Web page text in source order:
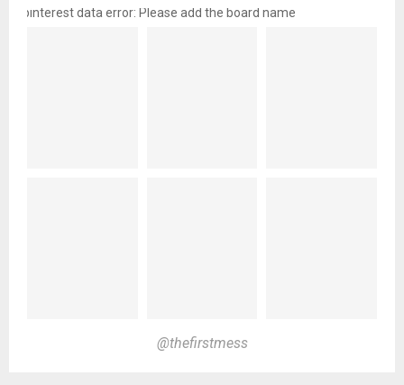
pinterest data error: Please add the board name
@thefirstmess